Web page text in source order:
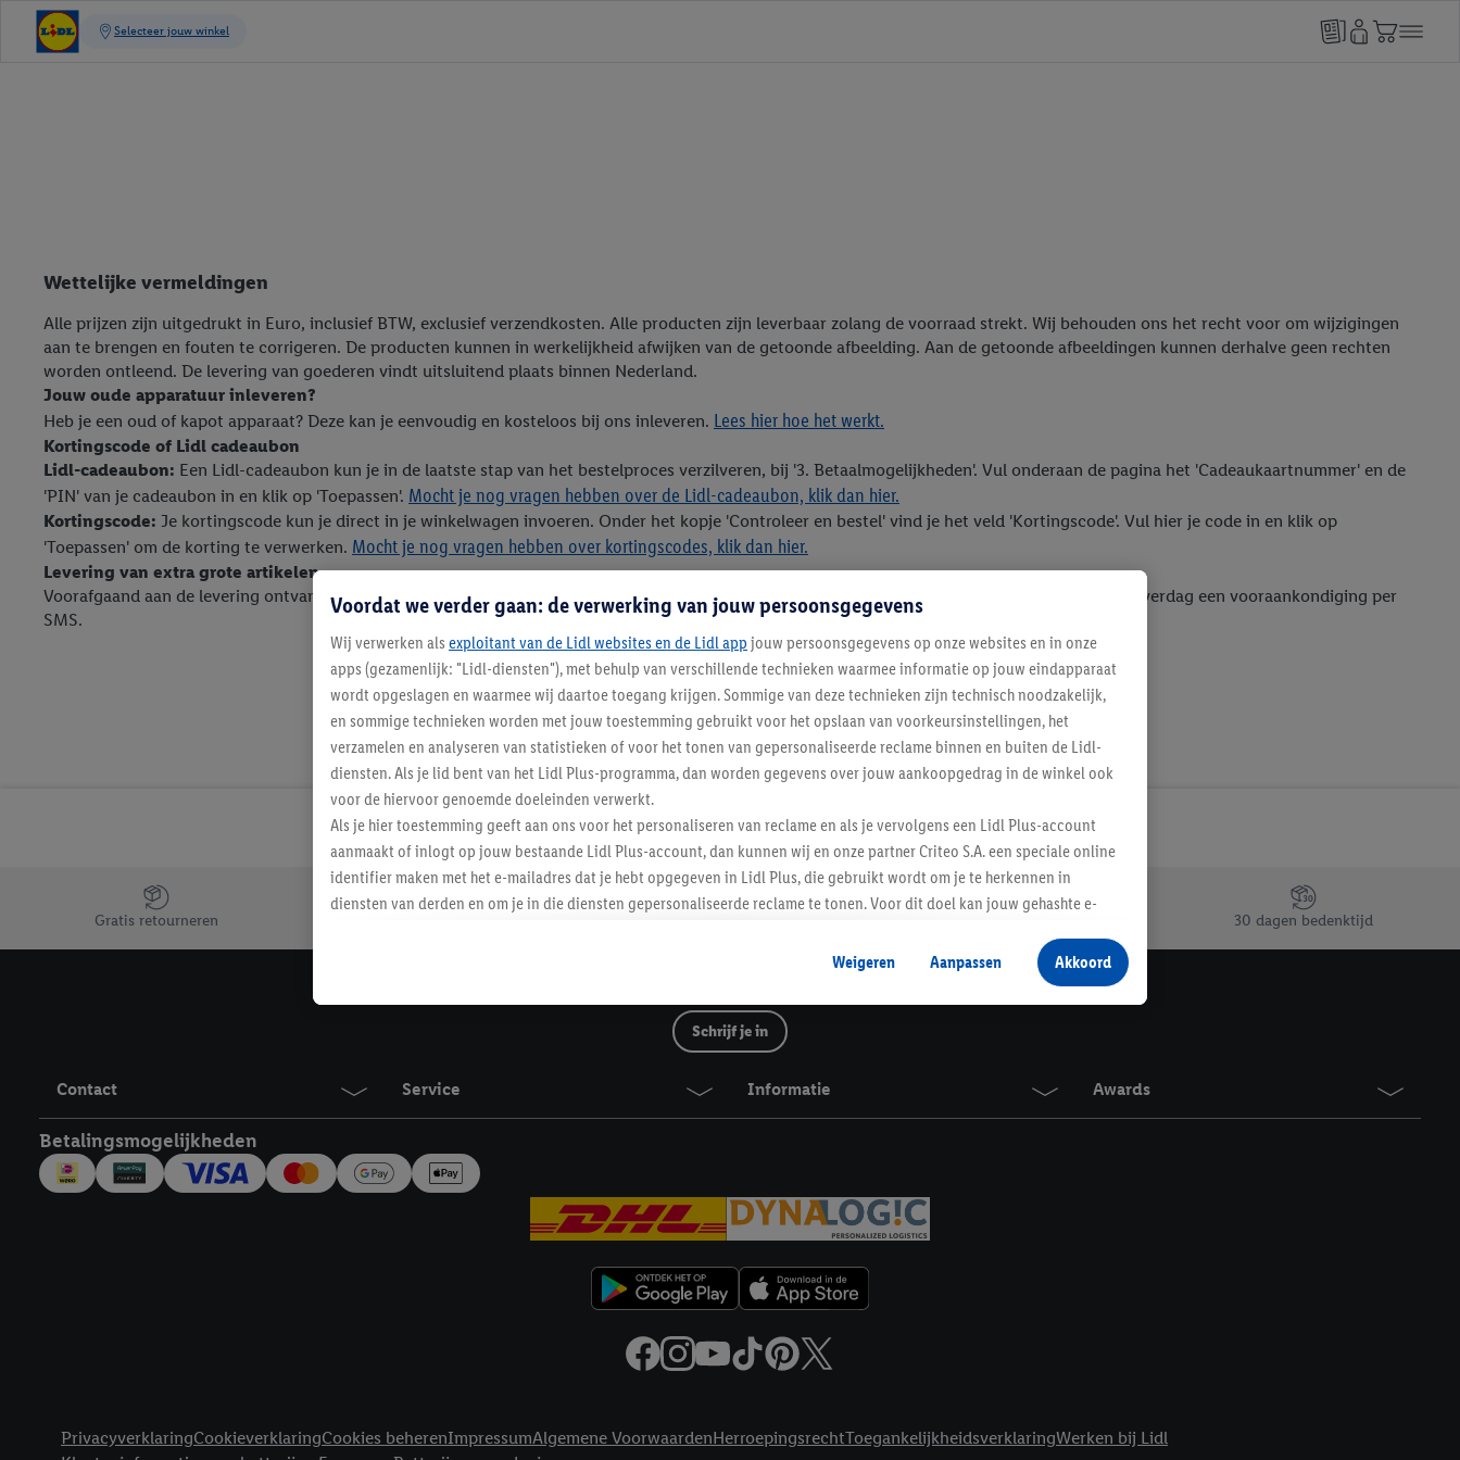
Wettelijke vermeldingen
Alle prijzen zijn uitgedrukt in Euro, inclusief BTW, exclusief verzendkosten. Alle producten zijn leverbaar zolang de voorraad strekt. Wij behouden ons het recht voor om wijzigingen
aan te brengen en fouten te corrigeren. De producten kunnen in werkelijkheid afwijken van de getoonde afbeelding. Aan de getoonde afbeeldingen kunnen derhalve geen rechten
worden ontleend. De levering van goederen vindt uitsluitend plaats binnen Nederland.
Jouw oude apparatuur inleveren?
Heb je een oud of kapot apparaat? Deze kan je eenvoudig en kosteloos bij ons inleveren. Lees hier hoe het werkt.
Kortingscode of Lidl cadeaubon
Lidl-cadeaubon: Een Lidl-cadeaubon kun je in de laatste stap van het bestelproces verzilveren, bij '3. Betaalmogelijkheden'. Vul onderaan de pagina het 'Cadeaukaartnummer' en de
'PIN' van je cadeaubon in en klik op 'Toepassen'. Mocht je nog vragen hebben over de Lidl-cadeaubon, klik dan hier.
Kortingscode: Je kortingscode kun je direct in je winkelwagen invoeren. Onder het kopje 'Controleer en bestel' vind je het veld 'Kortingscode'. Vul hier je code in en klik op
'Toepassen' om de korting te verwerken. Mocht je nog vragen hebben over kortingscodes, klik dan hier.
Levering van extra grote artikelen
Voorafgaand aan de levering ontvang je een e-mail om een bezorgafspraak in te plannen. Als je je mobiele nummer invult, dan ontvang je op de leverdag een vooraankondiging per
SMS.
Lidl Nieuwsbrief
Jouw voordelen bij ons als Lidl webshop klant
Gratis retourneren 30 dagen bedenktijd
Schrijf je in
Contact Service Informatie Awards
Betalingsmogelijkheden
PrivacyverklaringCookieverklaringCookies beherenImpressumAlgemene VoorwaardenHerroepingsrechtToegankelijkheidsverklaringWerken bij Lidl
Voordat we verder gaan: de verwerking van jouw persoonsgegevens
Wij verwerken als exploitant van de Lidl websites en de Lidl app jouw persoonsgegevens op onze websites en in onze
apps (gezamenlijk: "Lidl-diensten"), met behulp van verschillende technieken waarmee informatie op jouw eindapparaat
wordt opgeslagen en waarmee wij daartoe toegang krijgen. Sommige van deze technieken zijn technisch noodzakelijk,
en sommige technieken worden met jouw toestemming gebruikt voor het opslaan van voorkeursinstellingen, het
verzamelen en analyseren van statistieken of voor het tonen van gepersonaliseerde reclame binnen en buiten de Lidl-
diensten. Als je lid bent van het Lidl Plus-programma, dan worden gegevens over jouw aankoopgedrag in de winkel ook
voor de hiervoor genoemde doeleinden verwerkt.
Als je hier toestemming geeft aan ons voor het personaliseren van reclame en als je vervolgens een Lidl Plus-account
aanmaakt of inlogt op jouw bestaande Lidl Plus-account, dan kunnen wij en onze partner Criteo S.A. een speciale online
identifier maken met het e-mailadres dat je hebt opgegeven in Lidl Plus, die gebruikt wordt om je te herkennen in
diensten van derden en om je in die diensten gepersonaliseerde reclame te tonen. Voor dit doel kan jouw gehashte e-
Als je hiervoor toestemming geeft, dan kunnen retargeting advertenties worden weergegeven voor producten waarin je
eerder interesse hebt getoond (bijvoorbeeld door het product in een winkelmandje van een online winkel te plaatsen
maar het niet te kopen). De retargeting advertenties kunnen op verschillende eindapparaten en binnen verschillende
Lidl-diensten worden weergegeven, als verschillende eindapparaten en Lidl-diensten, met behulp van jouw gehashte e-
mailadres en met eventuele andere identifiers of met identifiers waarover Criteo S.A. beschikt, aan jou kunnen worden
verwerkingsdoeleinden je instemt. Verder kan je er meer informatie vinden over de gegevensverwerking.
Door te klikken op "Weigeren", kies je voor de optie dat er enkel technisch noodzakelijke cookies en vergelijkbare
Door op "Akkoord" te klikken, stem je in met alle verwerkingen voor alle bovengenoemde doeleinden. Meer informatie,
inclusief over de opslagperiode van de gegevens en je recht om jouw toestemming op elk gewenst moment in te
.Je vindt de impressum voor de Lidl website hier.
Weigeren Aanpassen Akkoord